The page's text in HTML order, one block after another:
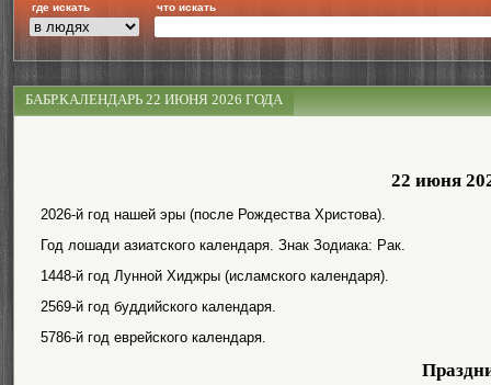
где искать что искать
БАБР.КАЛЕНДАРЬ 22 ИЮНЯ 2026 ГОДА
22 июня
2026-й год нашей эры (после Рождества Христова).
Год лошади азиатского календаря. Знак Зодиака: Рак.
1448-й год Лунной Хиджры (исламского календаря).
2569-й год буддийского календаря.
5786-й год еврейского календаря.